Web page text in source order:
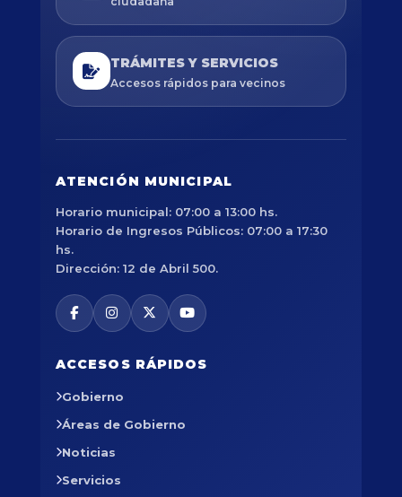
TRÁMITES Y SERVICIOS
Accesos rápidos para vecinos
ATENCIÓN MUNICIPAL
Horario municipal: 07:00 a 13:00 hs.
Horario de Ingresos Públicos: 07:00 a 17:30
hs.
Dirección: 12 de Abril 500.
ACCESOS RÁPIDOS
Gobierno
Áreas de Gobierno
Noticias
Servicios